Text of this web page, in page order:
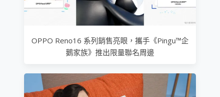
OPPO Reno16 系列銷售亮眼，攜手《Pingu™企
鵝家族》推出限量聯名周邊